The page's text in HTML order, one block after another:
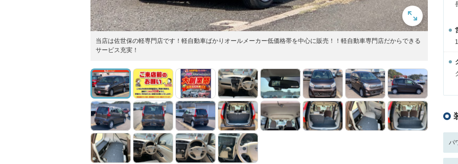
当店は佐世保の軽専門店です！軽自動車ばかりオールメーカー低価格帯を中心に販売！！軽自動車専門店だからできる
サービス充実！
パ